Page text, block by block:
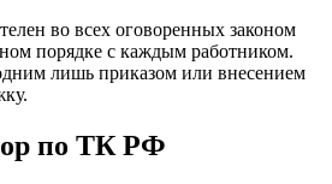
во всех оговоренных законом
порядке с каждым работником.
лишь приказом или внесением
по ТК РФ